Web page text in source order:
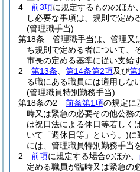
4
前3項に規定するもののほか
し必要な事項は、規則で定める
(管理職手当)
第18条
管理職手当は、管理又
ち規則で定める者について、
市長の定める基準に従い支給す
2
第13条 第14条第2項及び第
る職にある職員には適用しない
(管理職員特別勤務手当)
第18条の2
前条第1項の規定に
時又は緊急の必要その他公務
は祝日法による休日等若しく
いて「週休日等」という。)に
には、管理職員特別勤務手当
2
前項に規定する場合のほか、
定める職員が臨時又は緊急の